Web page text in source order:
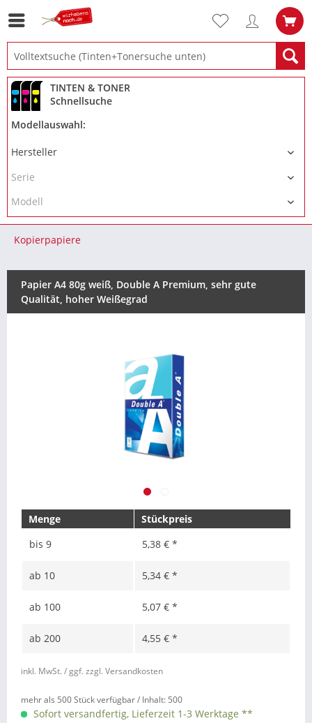
TINTEN & TONER
Schnellsuche
Modellauswahl:
Kopierpapiere
Papier A4 80g weiß, Double A Premium, sehr gute
Qualität, hoher Weißegrad
Menge
Stückpreis
bis 9 5,38 € *
ab 10 5,34 € *
ab 100 5,07 € *
ab 200 4,55 € *
inkl. MwSt. / ggf. zzgl. Versandkosten
mehr als 500 Stück verfügbar / Inhalt: 500
Sofort versandfertig, Lieferzeit 1-3 Werktage **